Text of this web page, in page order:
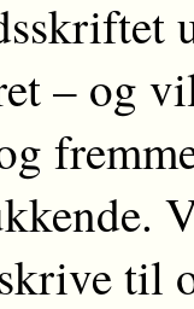
– og
til